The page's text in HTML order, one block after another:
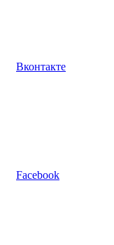
Вконтакте
Facebook